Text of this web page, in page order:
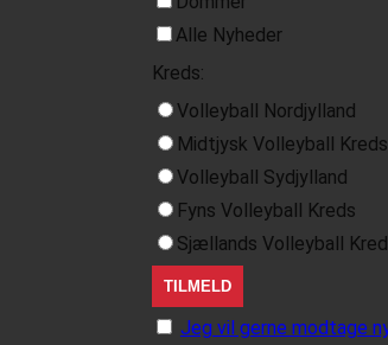
Alle Nyheder
Kreds:
Volleyball Nordjylland
Midtjysk Volleyball Kreds
Volleyball Sydjylland
Fyns Volleyball Kreds
Sjællands Volleyball
Jeg vil gerne modtage